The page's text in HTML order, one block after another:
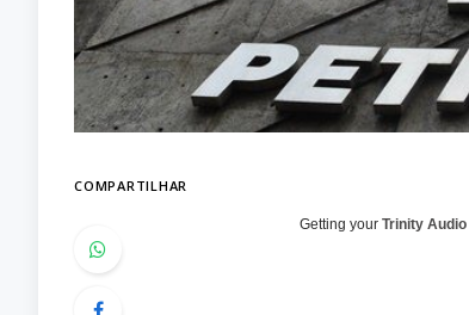
COMPARTILHAR
Getting yourTrinity Audio